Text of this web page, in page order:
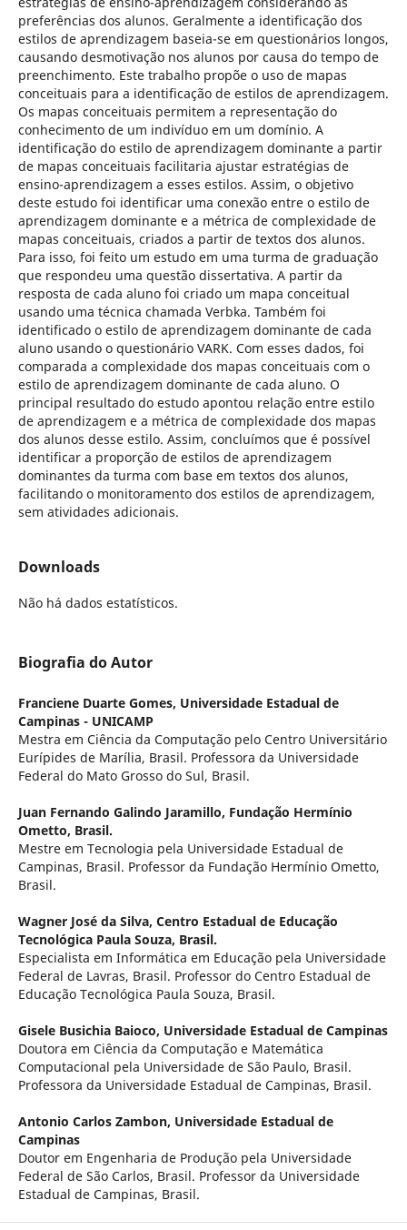
preferências dos alunos. Geralmente a identificação dos
estilos de aprendizagem baseia-se em questionários longos,
causando desmotivação nos alunos por causa do tempo de
preenchimento. Este trabalho propõe o uso de mapas
conceituais para a identificação de estilos de aprendizagem.
Os mapas conceituais permitem a representação do
conhecimento de um indivíduo em um domínio. A
identificação do estilo de aprendizagem dominante a partir
de mapas conceituais facilitaria ajustar estratégias de
ensino-aprendizagem a esses estilos. Assim, o objetivo
deste estudo foi identificar uma conexão entre o estilo de
aprendizagem dominante e a métrica de complexidade de
mapas conceituais, criados a partir de textos dos alunos.
Para isso, foi feito um estudo em uma turma de graduação
que respondeu uma questão dissertativa. A partir da
resposta de cada aluno foi criado um mapa conceitual
usando uma técnica chamada Verbka. Também foi
identificado o estilo de aprendizagem dominante de cada
aluno usando o questionário VARK. Com esses dados, foi
comparada a complexidade dos mapas conceituais com o
estilo de aprendizagem dominante de cada aluno. O
principal resultado do estudo apontou relação entre estilo
de aprendizagem e a métrica de complexidade dos mapas
dos alunos desse estilo. Assim, concluímos que é possível
identificar a proporção de estilos de aprendizagem
dominantes da turma com base em textos dos alunos,
facilitando o monitoramento dos estilos de aprendizagem,
sem atividades adicionais.
Downloads
Não há dados estatísticos.
Biografia do Autor
Franciene Duarte Gomes, Universidade Estadual de
Campinas - UNICAMP
Mestra em Ciência da Computação pelo Centro Universitário
Eurípides de Marília, Brasil. Professora da Universidade
Federal do Mato Grosso do Sul, Brasil.
Juan Fernando Galindo Jaramillo, Fundação Hermínio
Ometto, Brasil.
Mestre em Tecnologia pela Universidade Estadual de
Campinas, Brasil. Professor da Fundação Hermínio Ometto,
Brasil.
Wagner José da Silva, Centro Estadual de Educação
Tecnológica Paula Souza, Brasil.
Especialista em Informática em Educação pela Universidade
Federal de Lavras, Brasil. Professor do Centro Estadual de
Educação Tecnológica Paula Souza, Brasil.
Gisele Busichia Baioco, Universidade Estadual de Campinas
Doutora em Ciência da Computação e Matemática
Computacional pela Universidade de São Paulo, Brasil.
Professora da Universidade Estadual de Campinas, Brasil.
Antonio Carlos Zambon, Universidade Estadual de
Campinas
Doutor em Engenharia de Produção pela Universidade
Federal de São Carlos, Brasil. Professor da Universidade
Estadual de Campinas, Brasil.